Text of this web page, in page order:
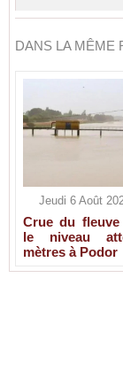
DANS LA MÊME
Jeudi 6 Août
Crue du fleuve
le niveau
mètres à Podor